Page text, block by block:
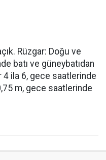
Rüzgar: Doğu ve
batı ve güneybatıdan
4 ila 6, gece saatlerinde
m, gece saatlerinde